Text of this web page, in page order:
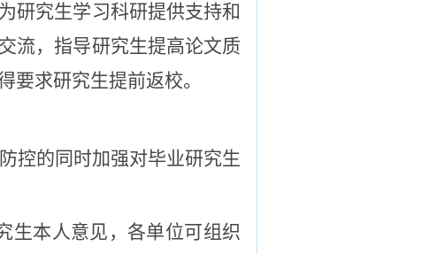
研究生学习科研提供支持和
流，指导研究生提高论文质
要求研究生提前返校。
控的同时加强对毕业研究生
生本人意见，各单位可组织